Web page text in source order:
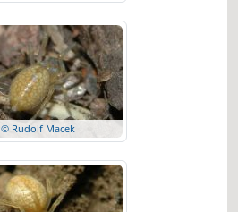
© Rudolf Macek